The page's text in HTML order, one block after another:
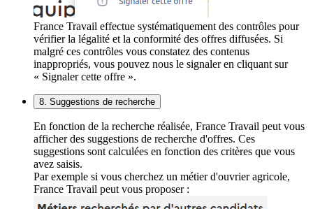
France Travail effectue systématiquement des contrôles pour
vérifier la légalité et la conformité des offres diffusées. Si
malgré ces contrôles vous constatez des contenus
inappropriés, vous pouvez nous le signaler en cliquant sur
« Signaler cette offre ».
8. Suggestions de recherche
En fonction de la recherche réalisée, France Travail peut vous
afficher des suggestions de recherche d'offres. Ces
suggestions sont calculées en fonction des critères que vous
avez saisis.
Par exemple si vous cherchez un métier d'ouvrier agricole,
France Travail peut vous proposer :